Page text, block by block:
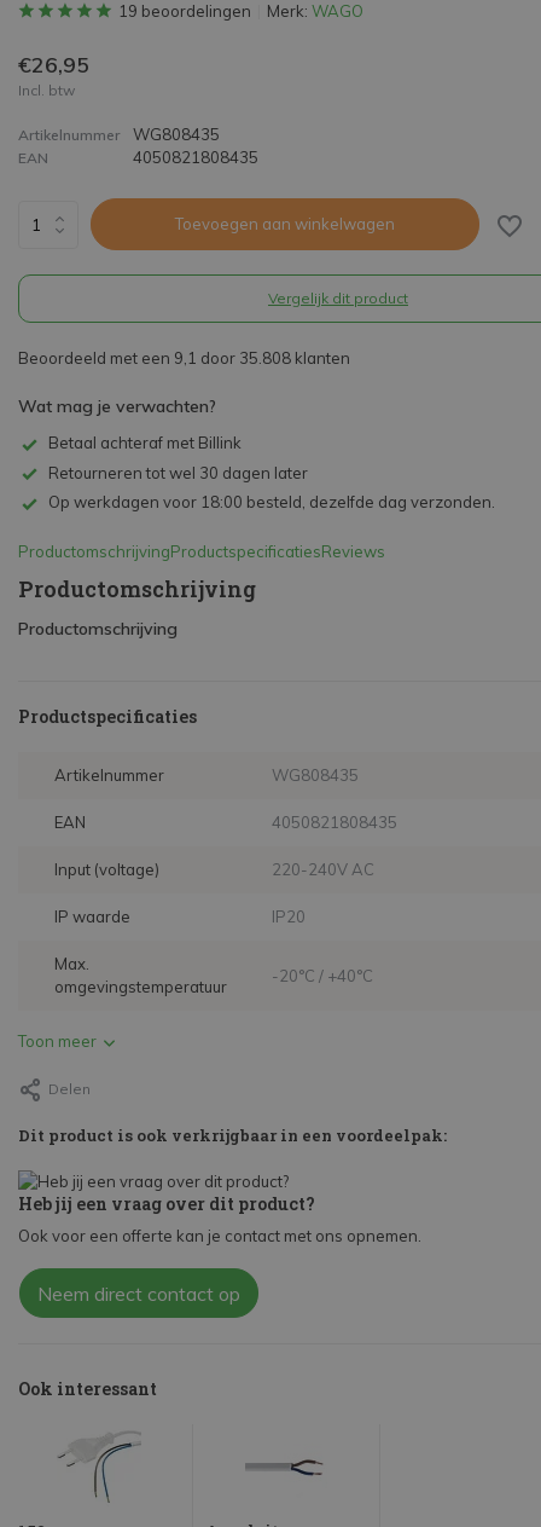
19 beoordelingen Merk: WAGO
€26,95
Incl. btw
Artikelnummer WG808435
EAN 4050821808435
Toevoegen aan winkelwagen
Vergelijk dit product
Beoordeeld met een 9,1 door 35.808 klanten
Wat mag je verwachten?
Betaal achteraf met Billink
Retourneren tot wel 30 dagen later
Op werkdagen voor 18:00 besteld, dezelfde dag verzonden.
ProductomschrijvingProductspecificatiesReviews
Productomschrijving
Productomschrijving
Productspecificaties
Artikelnummer WG808435
EAN 4050821808435
Input (voltage) 220-240V AC
IP waarde IP20
Max.
omgevingstemperatuur
-20°C / +40°C
Toon meer
Delen
Dit product is ook verkrijgbaar in een voordeelpak:
Heb jij een vraag over dit product?
Ook voor een offerte kan je contact met ons opnemen.
Neem direct contact op
Ook interessant